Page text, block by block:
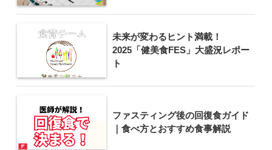
未来が変わるヒント満載！
2025「健美食FES」大盛況レポー
ト
ファスティング後の回復食ガイド
｜食べ方とおすすめ食事解説